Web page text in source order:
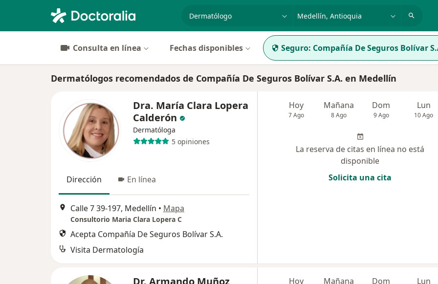
especialidad, enfermedad o nombrep. ej. Bogotá
Consulta en línea Fechas disponibles Seguro: Compañía De Seguros Bolívar
Dermatólogos recomendados de Compañía De Seguros Bolívar S.A. en Medellín
Dra. María Clara Lopera
Calderón
Dermatóloga
5 opiniones
Dirección En línea
Calle 7 39-197, Medellín • Mapa
Consultorio Maria Clara Lopera C
Acepta Compañía De Seguros Bolívar S.A.
Visita Dermatología
Hoy
7 Ago
Mañana
8 Ago
Dom
9 Ago
Lun
10 Ago
La reserva de citas en línea no está
disponible
Solicita una cita
Hoy Mañana Dom Lun